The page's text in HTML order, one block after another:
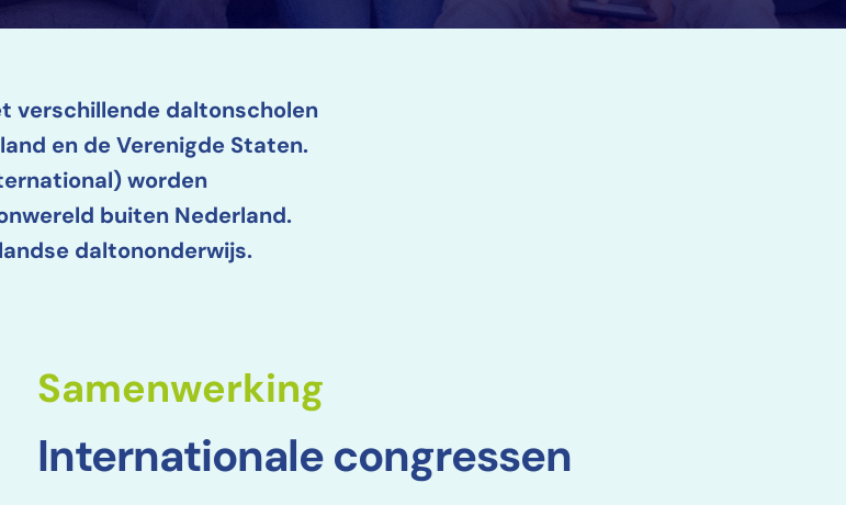
verschillende daltonscholen
en de Verenigde Staten.
worden
buiten Nederland.
daltononderwijs.
Samenwerking
Internationale congressen